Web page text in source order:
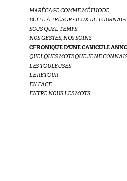
MARÉCAGE COMME MÉTHODE
BOÎTE À TRÉSOR - JEUX DE
SOUS QUEL TEMPS
NOS GESTES, NOS SOINS
CHRONIQUE D'UNE CANICULE
QUELQUES MOTS QUE JE NE
LES TOULEUSES
LE RETOUR
EN FACE
ENTRE NOUS LES MOTS